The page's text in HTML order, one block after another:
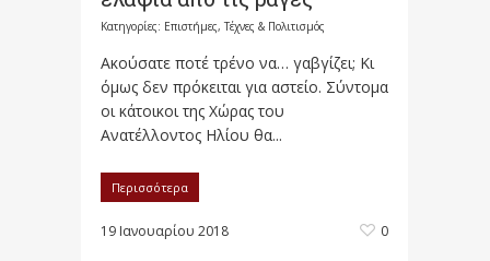
Κατηγορίες: Επιστήμες, Τέχνες & Πολιτισμός
Ακούσατε ποτέ τρένο να… γαβγίζει; Κι
όμως δεν πρόκειται για αστείο. Σύντομα
οι κάτοικοι της Χώρας του
Ανατέλλοντος Ηλίου θα...
Περισσότερα
19 Ιανουαρίου 2018 0